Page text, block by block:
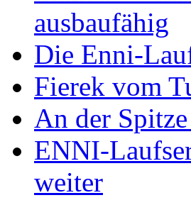
ausbaufähig
Die Enni-
Fierek vom
An der
ENNI-
weiter